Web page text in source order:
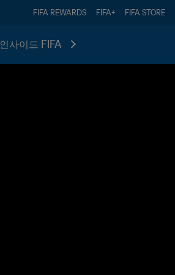
FIFA REWARDS FIFA+ FIFA STORE
인사이드 FIFA